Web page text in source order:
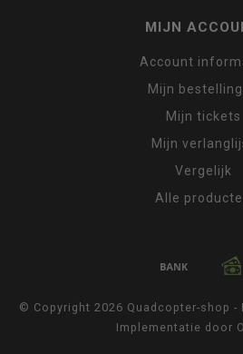
MIJN
Account
Mijn
Mijn tickets
Mijn
Vergelijk
Alle
© Copyright 2026 Quadcopter-shop -
Implementatie door